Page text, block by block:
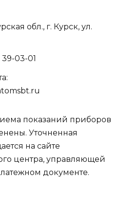
обл., г. Курск, ул.
03-01
показаний приборов
Уточненная
на сайте
центра, управляющей
документе.